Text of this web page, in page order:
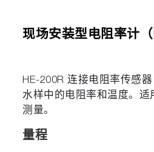
现场安装型电阻率计（
HE-200R 连接电阻率传感
水样中的电阻率和温度。适
测量。
量程